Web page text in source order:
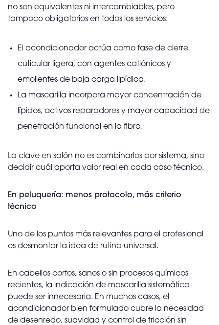
no son equivalentes ni intercambiables, pero
tampoco obligatorios en todos los servicios:
El acondicionador actúa como fase de cierre
cuticular ligera, con agentes catiónicos y
emolientes de baja carga lipídica.
La mascarilla incorpora mayor concentración de
lípidos, activos reparadores y mayor capacidad de
penetración funcional en la fibra.
La clave en salón no es combinarlos por sistema, sino
decidir cuál aporta valor real en cada caso técnico.
En peluquería: menos protocolo, más criterio
técnico
Uno de los puntos más relevantes para el profesional
es desmontar la idea de rutina universal.
En cabellos cortos, sanos o sin procesos químicos
recientes, la indicación de mascarilla sistemática
puede ser innecesaria. En muchos casos, el
acondicionador bien formulado cubre la necesidad
de desenredo, suavidad y control de fricción sin